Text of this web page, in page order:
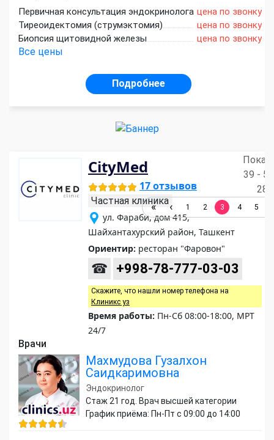
Первичная консультация эндокринолога цена по звонку
Тиреоидектомия (струмэктомия)
цена по звонку
Биопсия щитовидной железы
цена по звонку
Все цены
Подробнее
CityMed
17 отзывов
Частная клиника
ул. Фараби, дом 415,
Шайхантахурский район, Ташкент
Ориентир: ресторан "Фаровон"
☎ +998-78-777-03-03
Скажите, что нашли номер телефона на
Клиникс уз
Время работы: Пн-Сб 08:00-18:00, МРТ
24/7
Врачи
Махмудова Гузалхон
Саидкаримовна
Эндокринолог
Стаж 21 год. Врач высшей категории
График приёма: Пн-Пт с 09:00 до 14:00
39 -
284
1 2 3 4 5